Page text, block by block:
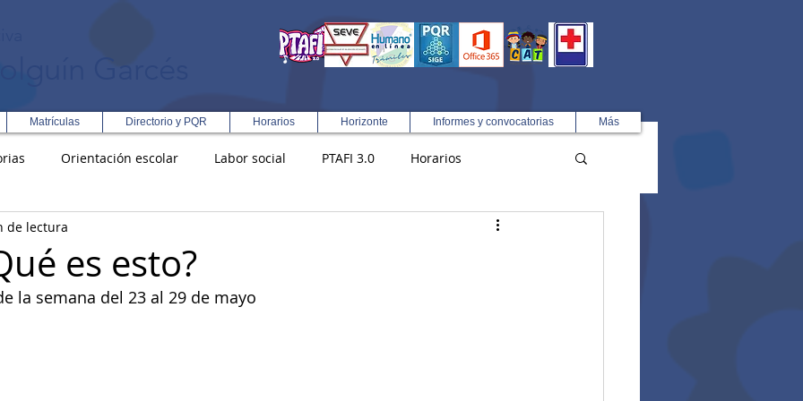
Matrículas Directorio y PQR Horarios Horizonte Informes y convocatorias Más
Orientación escolar Labor social PTAFI 3.0 Horarios
Integral en Turismo
Rectoría Democracia
es esto?
de lectura
la semana del 23 al 29 de mayo